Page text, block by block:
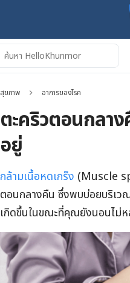
สุขภาพ อาการของโรค
ตะคริวตอนกล
อยู่
กล้ามเนื้อหดเกร็ง (Muscle
ตอนกลางคืน ซึ่งพบบ่อยบริเว
เกิดขึ้นในขณะที่คุณยังนอนไม่